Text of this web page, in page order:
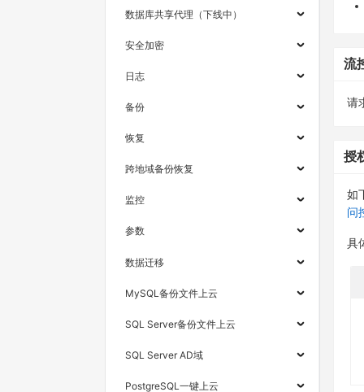
数据库共享代理（下线中）
安全加密
日志
备份
恢复
跨地域备份恢复
监控
参数
数据迁移
MySQL备份文件上云
SQL Server备份文件上云
SQL Server AD域
PostgreSQL一键上云
流
请
授
如
问
具